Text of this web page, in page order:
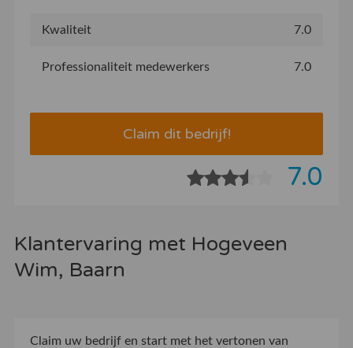
Kwaliteit 7.0
Professionaliteit medewerkers 7.0
Claim dit bedrijf!
7.0
Klantervaring met Hogeveen
Wim, Baarn
Claim uw bedrijfen start met het vertonen van